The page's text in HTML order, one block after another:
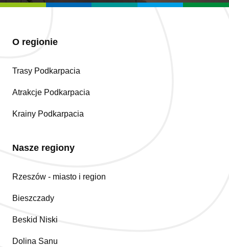
O regionie
Trasy Podkarpacia
Atrakcje Podkarpacia
Krainy Podkarpacia
Nasze regiony
Rzeszów - miasto i region
Bieszczady
Beskid Niski
Dolina Sanu